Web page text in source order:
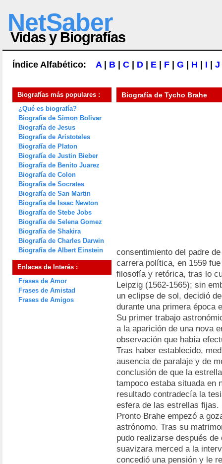
NetSaber
Vidas y Biografías
Índice Alfabético: A| B C D E F G H I J
Biografías más populares :
¿Qué es biografía?
Biografía de Simon Bolivar
Biografía de Jesus
Biografía de Aristoteles
Biografía de Platon
Biografía de Justin Bieber
Biografía de Benito Juarez
Biografía de Colon
Biografía de Socrates
Biografía de San Martin
Biografía de Issac Newton
Biografía de Stebe Jobs
Biografía de Selena Gomez
Biografía de Shakira
Biografía de Charles Darwin
Biografía de Albert Einstein
Enlaces de Interés :
Frases de Amor
Frases de Amistad
Frases de Amigos
Biografía de Tycho Brahe
consentimiento del padre
carrera política, en 1559
filosofía y retórica, tras lo
Leipzig (1562-1565); sin
un eclipse de sol, decidió
durante una primera época
Su primer trabajo
a la aparición de una nova
observación que había
Tras haber establecido,
ausencia de paralaje y de
conclusión de que la
tampoco estaba situada en
resultado contradecía la
esfera de las estrellas fijas.
Pronto Brahe empezó a
astrónomo. Tras su
pudo realizarse después
suavizara merced a la
concedió una pensión y le